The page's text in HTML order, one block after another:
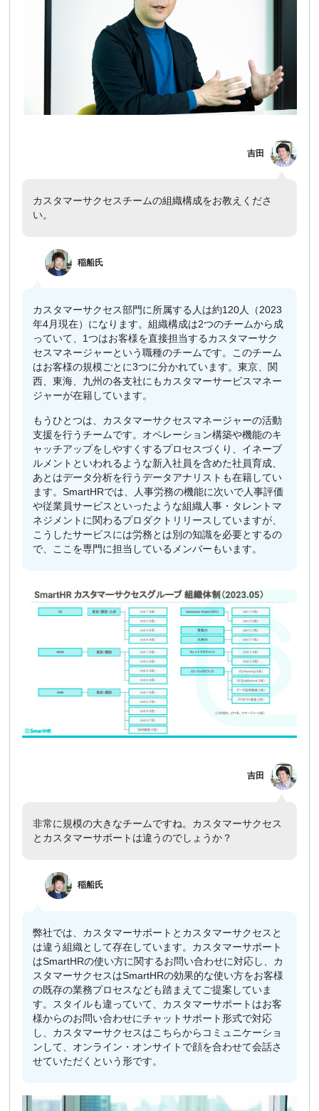
吉田
カスタマーサクセスチームの組織構成をお教えくださ
い。
​ 稲船氏
カスタマーサクセス部門に所属する人は約120人（2023
年4月現在）になります。組織構成は2つのチームから成
っていて、1つはお客様を直接担当するカスタマーサク
セスマネージャーという職種のチームです。このチーム
はお客様の規模ごとに3つに分かれています。東京、関
西、東海、九州の各支社にもカスタマーサービスマネー
ジャーが在籍しています。
もうひとつは、カスタマーサクセスマネージャーの活動
支援を行うチームです。オペレーション構築や機能のキ
ャッチアップをしやすくするプロセスづくり、イネーブ
ルメントといわれるような新入社員を含めた社員育成、
あとはデータ分析を行うデータアナリストも在籍してい
ます。SmartHRでは、人事労務の機能に次いで人事評価
や従業員サービスといったような組織人事・タレントマ
ネジメントに関わるプロダクトリリースしていますが、
こうしたサービスには労務とは別の知識を必要とするの
で、ここを専門に担当しているメンバーもいます。
吉田
非常に規模の大きなチームですね。カスタマーサクセス
とカスタマーサポートは違うのでしょうか？
​ 稲船氏
弊社では、カスタマーサポートとカスタマーサクセスと
は違う組織として存在しています。カスタマーサポート
はSmartHRの使い方に関するお問い合わせに対応し、カ
スタマーサクセスはSmartHRの効果的な使い方をお客様
の既存の業務プロセスなども踏まえてご提案していま
す。スタイルも違っていて、カスタマーサポートはお客
様からのお問い合わせにチャットサポート形式で対応
し、カスタマーサクセスはこちらからコミュニケーショ
ンして、オンライン・オンサイトで顔を合わせて会話さ
せていただくという形です。